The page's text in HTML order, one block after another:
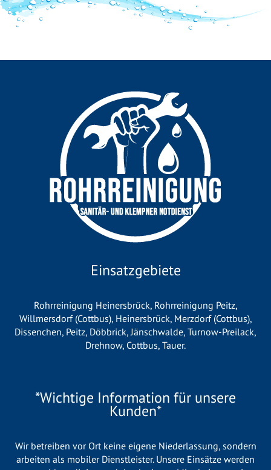
Einsatzgebiete
Rohrreinigung Heinersbrück, Rohrreinigung Peitz,
Willmersdorf (Cottbus), Heinersbrück, Merzdorf (Cottbus),
Dissenchen, Peitz, Döbbrick,Jänschwalde, Turnow-Preilack,
Drehnow, Cottbus, Tauer.
*Wichtige Information für unsere
Kunden*
Wir betreiben vor Ort keine eigene Niederlassung, sondern
arbeiten als mobiler Dienstleister. Unsere Einsätze werden